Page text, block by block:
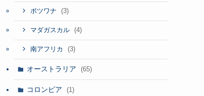
ボツワナ (3)
マダガスカル (4)
南アフリカ (3)
オーストラリア (65)
コロンビア (1)